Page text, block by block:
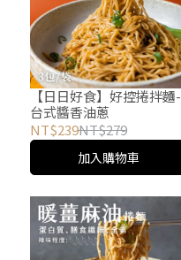
【日日好食】好控捲拌麵-
台式醬香油蔥
NT$239NT$279
加入購物車